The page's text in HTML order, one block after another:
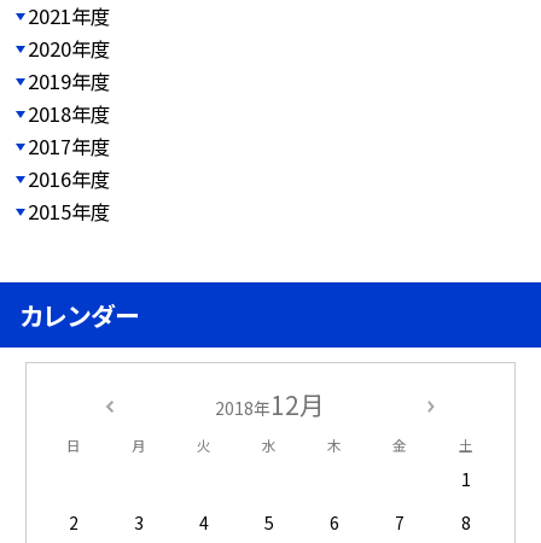
2021年度
2020年度
2019年度
2018年度
2017年度
2016年度
2015年度
カレンダー
2018年12月
日 月 火 水 木 金 土
1
2
3 4 5 6 7
8